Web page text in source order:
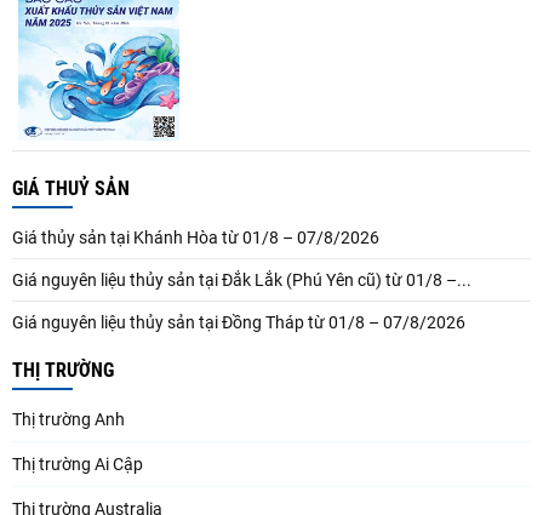
GIÁ THUỶ SẢN
Giá thủy sản tại Khánh Hòa từ 01/8 – 07/8/2026
Giá nguyên liệu thủy sản tại Đắk Lắk (Phú Yên cũ) từ 01/8 –...
Giá nguyên liệu thủy sản tại Đồng Tháp từ 01/8 – 07/8/2026
THỊ TRƯỜNG
Thị trường Anh
Thị trường Ai Cập
Thị trường Australia